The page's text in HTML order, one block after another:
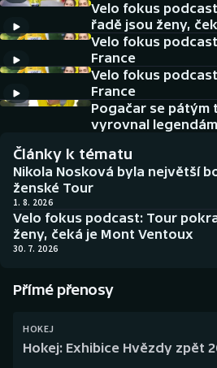
DALŠÍ SPORTY
Americký fotbal
Baseball a softbal
Biatlon
Boby a skeleton
Box
Curling
Florbal
NEPŘEHLÉDNĚTE
Historické návraty
Aplikace ČT sport
AZ kvíz
Velo fokus
řadě jsou ženy,
Velo fokus
France
Velo fokus
France
Pogačar se pátým
vyrovnal legendám
Články k tématu
Nikola Nosková byla největší
ženské Tour
1. 8. 2026
Velo fokus podcast: Tour
ženy, čeká je Mont Ventoux
30. 7. 2026
Přímé přenosy
HOKEJ
Hokej: Exhibice Hvězdy zpět